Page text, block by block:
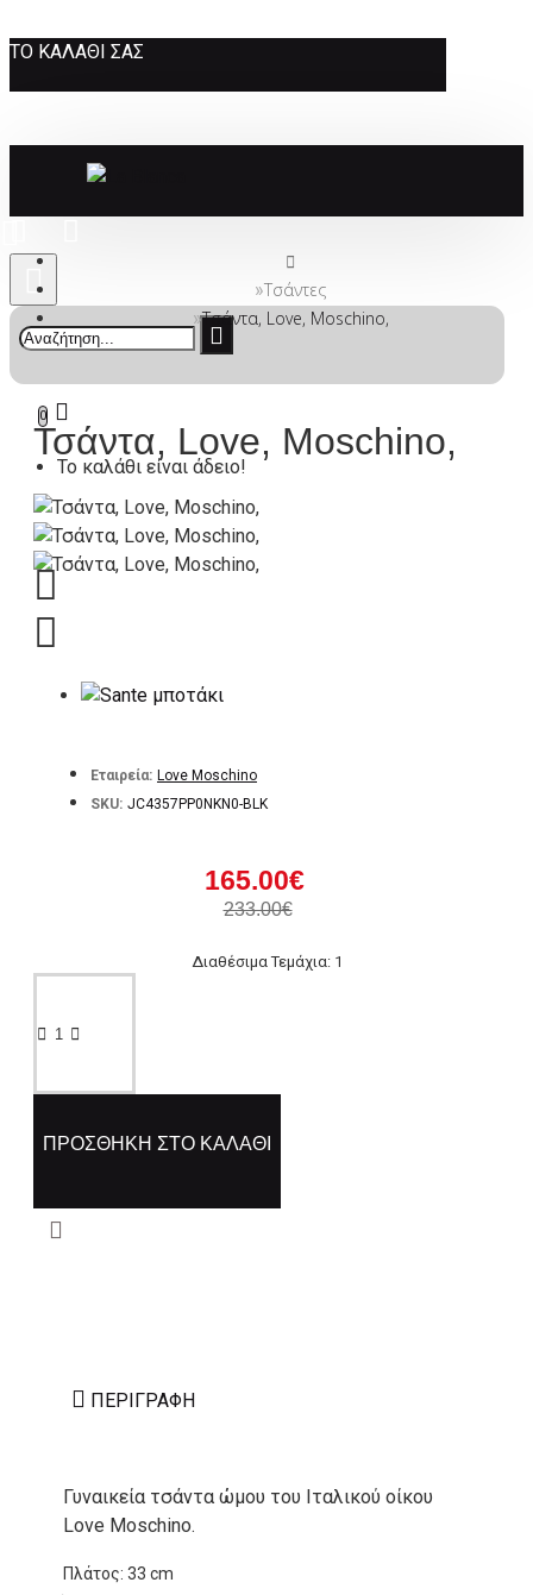
ΤΟ ΚΑΛΆΘΙ ΣΑΣ
0
Το καλάθι είναι άδειο!
Τσάντες
Τσάντα, Love, Moschino,
Τσάντα, Love, Moschino,
Εταιρεία: Love Moschino
SKU: JC4357PP0NKN0-BLK
165.00€
233.00€
Διαθέσιμα Τεμάχια: 1
ΠΡΟΣΘΉΚΗ ΣΤΟ ΚΑΛΆΘΙ
ΠΕΡΙΓΡΑΦΉ
Γυναικεία τσάντα ώμου του Ιταλικού οίκου
Love Moschino.
Πλάτος: 33 cm